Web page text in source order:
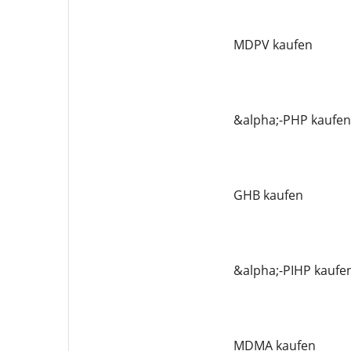
MDPV kaufen
&alpha;-PHP kaufen
GHB kaufen
&alpha;-PIHP
MDMA kaufen